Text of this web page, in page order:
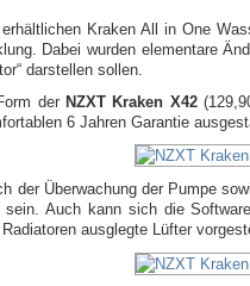
Kraken All in One
Dabei wurden elementare
darstellen sollen.
der NZXT Kraken X42
6 Jahren Garantie
der Überwachung der Pumpe
Auch kann sich die
ausglegte Lüfter